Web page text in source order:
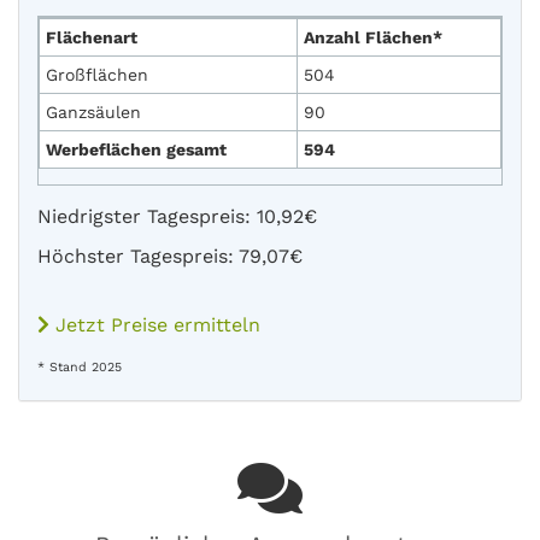
Flächenart
Anzahl Flächen*
Großflächen
504
Ganzsäulen
90
Werbeflächen gesamt
594
Niedrigster Tagespreis: 10,92€
Höchster Tagespreis: 79,07€
Jetzt Preise ermitteln
* Stand 2025